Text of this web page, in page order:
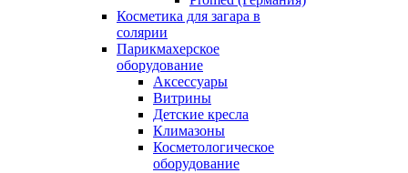
Косметика для загара в
солярии
Парикмахерское
оборудование
Аксессуары
Витрины
Детские кресла
Климазоны
Косметологическое
оборудование